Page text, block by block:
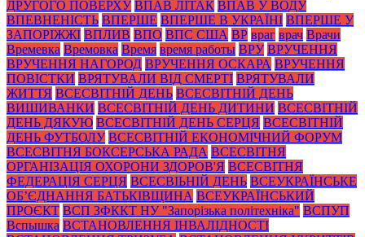
ДРУГОГО ПОВЕРХУ ВПАВ ЛІТАК ВПАВ У ВОДУ
ВПЕВНЕНІСТЬ ВПЕРШЕ ВПЕРШЕ В УКРАЇНІ ВПЕРШЕ У
ЗАПОРІЖЖІ ВПЛИВ ВПО ВПС США ВР враг врач Врачи
Времевка Времовка Время время работы ВРУ ВРУЧЕННЯ
ВРУЧЕННЯ НАГОРОД ВРУЧЕННЯ ОСКАРА ВРУЧЕННЯ
ПОВІСТКИ ВРЯТУВАЛИ ВІД СМЕРТІ ВРЯТУВАЛИ
ЖИТТЯ ВСЕСВІТНІЙ ДЕНЬ ВСЕСВІТНІЙ ДЕНЬ
ВИШИВАНКИ ВСЕСВІТНІЙ ДЕНЬ ДИТИНИ ВСЕСВІТНІЙ
ДЕНЬ ДЯКУЮ ВСЕСВІТНІЙ ДЕНЬ СЕРЦЯ ВСЕСВІТНІЙ
ДЕНЬ ФУТБОЛУ ВСЕСВІТНІЙ ЕКОНОМІЧНИЙ ФОРУМ
ВСЕСВІТНЯ БОКСЕРСЬКА РАДА ВСЕСВІТНЯ
ОРГАНІЗАЦІЯ ОХОРОНИ ЗДОРОВ'Я ВСЕСВІТНЯ
ФЕДЕРАЦІЯ СЕРЦЯ ВСЕСВІЬНІЙ ДЕНЬ ВСЕУКРАЇНСЬКЕ
ОБ’ЄДНАННЯ БАТЬКІВЩИНА ВСЕУКРАЇНСЬКИЙ
ПРОЄКТ ВСП ЗФККТ НУ "Запорізька політехніка" ВСПУП
Вспышка ВСТАНОВЛЕННЯ ІНВАЛІДНОСТІ